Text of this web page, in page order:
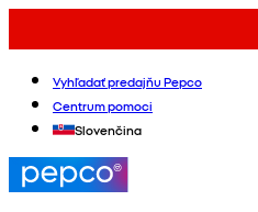
Vyhľadať predajňu Pepco
Centrum pomoci
Slovenčina